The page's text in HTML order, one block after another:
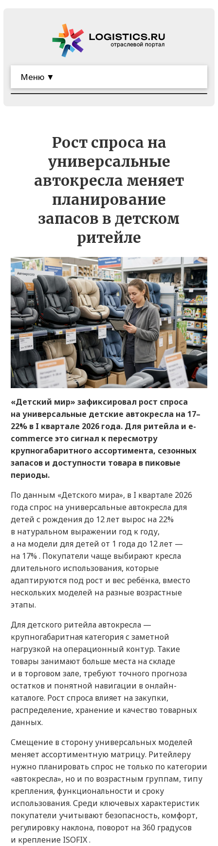
Меню ▼
Рост спроса на
универсальные
автокресла меняет
планирование
запасов в детском
ритейле
«Детский мир» зафиксировал рост спроса
на универсальные детские автокресла на 17–
22% в I квартале 2026 года. Для ритейла и e-
commerce это сигнал к пересмотру
крупногабаритного ассортимента, сезонных
запасов и доступности товара в пиковые
периоды.
По данным «Детского мира», в I квартале 2026
года спрос на универсальные автокресла для
детей с рождения до 12 лет вырос на 22%
в натуральном выражении год к году,
а на модели для детей от 1 года до 12 лет —
на 17% . Покупатели чаще выбирают кресла
длительного использования, которые
адаптируются под рост и вес ребёнка, вместо
нескольких моделей на разные возрастные
этапы.
Для детского ритейла автокресла —
крупногабаритная категория с заметной
нагрузкой на операционный контур. Такие
товары занимают больше места на складе
и в торговом зале, требуют точного прогноза
остатков и понятной навигации в онлайн-
каталоге. Рост спроса влияет на закупки,
распределение, хранение и качество товарных
данных.
Смещение в сторону универсальных моделей
меняет ассортиментную матрицу. Ритейлеру
нужно планировать спрос не только по категории
«автокресла», но и по возрастным группам, типу
крепления, функциональности и сроку
использования. Среди ключевых характеристик
покупатели учитывают безопасность, комфорт,
регулировку наклона, поворот на 360 градусов
и крепление ISOFIX .